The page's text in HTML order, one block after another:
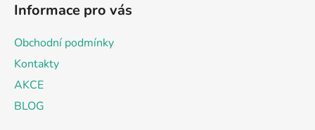
Informace pro vás
Obchodní podmínky
Kontakty
AKCE
BLOG